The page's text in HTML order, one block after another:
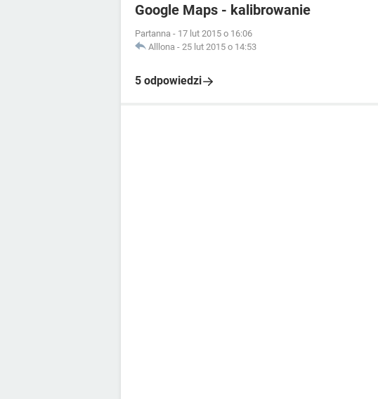
Google Maps - kalibrowanie
Partanna - 17 lut 2015 o 16:06
Alllona - 25 lut 2015 o 14:53
5 odpowiedzi